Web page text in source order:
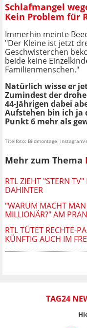
Schlafmangel
Kein Problem für
Immerhin meinte
"Der Kleine ist jetzt
Geschwisterchen
beide keine
Familienmenschen."
Natürlich wisse er
Zumindest der
44-Jährigen dabei
Aufstehen bin ich ja
Punkt 6 mehr als
Titelfoto: Bildmontage: Instagram/
Mehr zum Thema
RTL ZIEHT "STERN
DAHINTER
"WARUM MACHT MAN
MILLIONÄR?" AM
RTL TÜTET RECHTE-
KÜNFTIG AUCH IM
TAG24